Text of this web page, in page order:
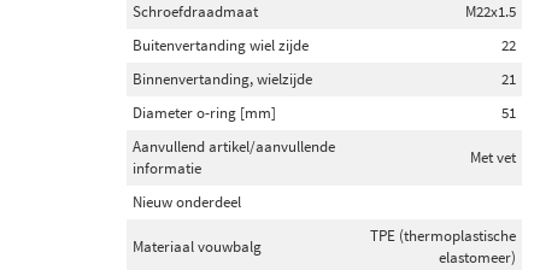
Schroefdraadmaat
M22x1.5
Buitenvertanding wiel zijde
22
Binnenvertanding, wielzijde
21
Diameter o-ring [mm]
51
Aanvullend artikel/aanvullende
informatie
Met vet
Nieuw onderdeel
Materiaal vouwbalg
TPE (thermoplastische
elastomeer)